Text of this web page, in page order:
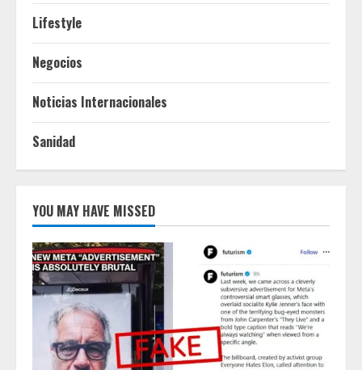
Lifestyle
Negocios
Noticias Internacionales
Sanidad
YOU MAY HAVE MISSED